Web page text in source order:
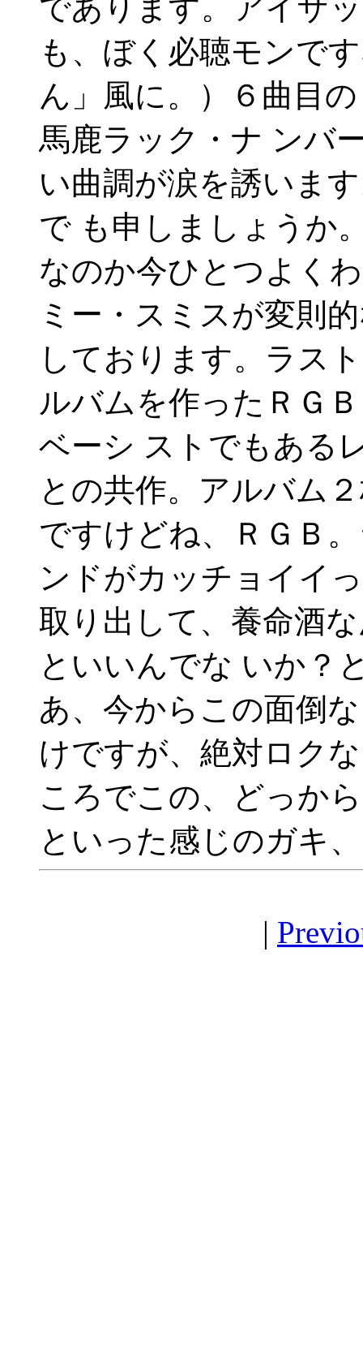
であります。アイザ
も、ぼく必聴モンで
ん」風に。）６曲目
馬鹿ラック・ナ ンバ
い曲調が涙を誘いま
で も申しましょうか
なのか今ひとつよく
ミー・スミスが変則
しております。ラス
ルバムを作ったＲＧ
ベーシ ストでもある
との共作。アルバム
ですけどね、ＲＧＢ
ンドがカッチョイイ
取り出して、養命酒
といいんでな いか？
あ、今からこの面倒
けですが、絶対ロク
ころでこの、どっか
といった感じのガキ
|